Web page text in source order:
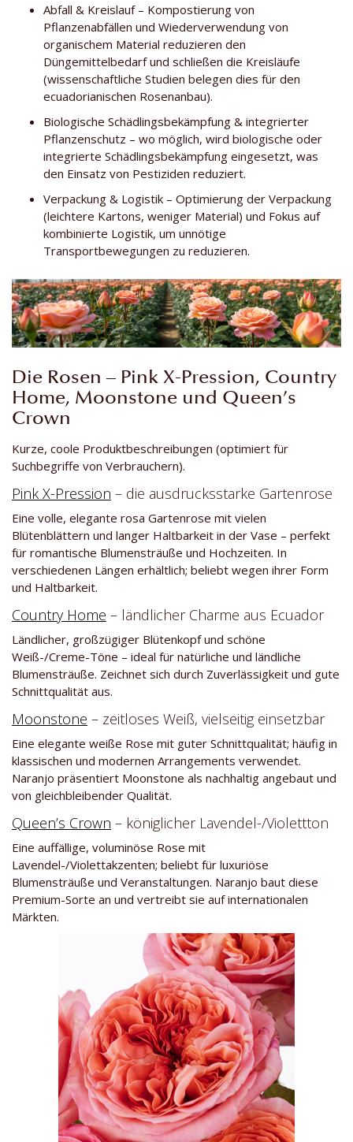
Abfall & Kreislauf – Kompostierung von
Pflanzenabfällen und Wiederverwendung von
organischem Material reduzieren den
Düngemittelbedarf und schließen die Kreisläufe
(wissenschaftliche Studien belegen dies für den
ecuadorianischen Rosenanbau).
Biologische Schädlingsbekämpfung & integrierter
Pflanzenschutz – wo möglich, wird biologische oder
integrierte Schädlingsbekämpfung eingesetzt, was
den Einsatz von Pestiziden reduziert.
Verpackung & Logistik – Optimierung der Verpackung
(leichtere Kartons, weniger Material) und Fokus auf
kombinierte Logistik, um unnötige
Transportbewegungen zu reduzieren.
Die Rosen – Pink X-Pression, Country
Home, Moonstone und Queen’s
Crown
Kurze, coole Produktbeschreibungen (optimiert für
Suchbegriffe von Verbrauchern).
Pink X-Pression – die ausdrucksstarke Gartenrose
Eine volle, elegante rosa Gartenrose mit vielen
Blütenblättern und langer Haltbarkeit in der Vase – perfekt
für romantische Blumensträuße und Hochzeiten. In
verschiedenen Längen erhältlich; beliebt wegen ihrer Form
und Haltbarkeit.
Country Home – ländlicher Charme aus Ecuador
Ländlicher, großzügiger Blütenkopf und schöne
Weiß-/Creme-Töne – ideal für natürliche und ländliche
Blumensträuße. Zeichnet sich durch Zuverlässigkeit und gute
Schnittqualität aus.
Moonstone – zeitloses Weiß, vielseitig einsetzbar
Eine elegante weiße Rose mit guter Schnittqualität; häufig in
klassischen und modernen Arrangements verwendet.
Naranjo präsentiert Moonstone als nachhaltig angebaut und
von gleichbleibender Qualität.
Queen’s Crown – königlicher Lavendel-/Violettton
Eine auffällige, voluminöse Rose mit
Lavendel-/Violettakzenten; beliebt für luxuriöse
Blumensträuße und Veranstaltungen. Naranjo baut diese
Premium-Sorte an und vertreibt sie auf internationalen
Märkten.